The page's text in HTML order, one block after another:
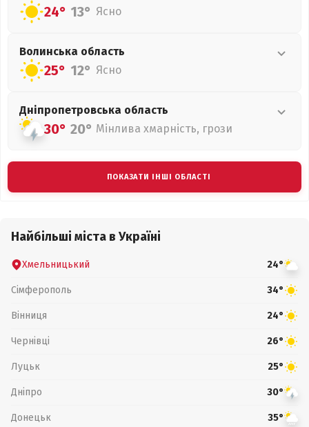
24° 13° Ясно
Волинська область
25° 12° Ясно
Дніпропетровська область
30° 20° Мінлива хмарність, грози
ПОКАЗАТИ ІНШІ ОБЛАСТІ
Найбільші міста в Україні
Хмельницький 24°
Сімферополь 34°
Вінниця 24°
Чернівці 26°
Луцьк 25°
Дніпро 30°
Донецьк 35°